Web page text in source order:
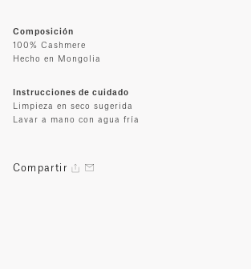
Composición
100% Cashmere
Hecho en Mongolia
Instrucciones de cuidado
Limpieza en seco sugerida
Lavar a mano con agua fría
Compartir